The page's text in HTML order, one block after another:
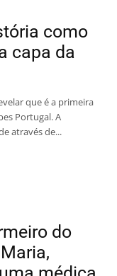
como
capa da
que é a primeira
Portugal. A
através de...
do